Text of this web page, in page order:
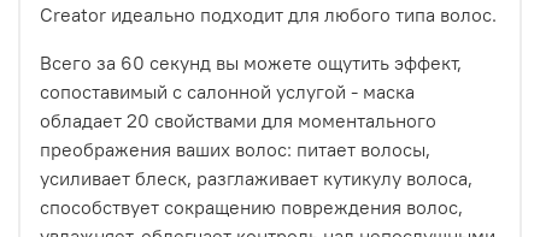
Creator идеально подходит для любого типа волос.
Всего за 60 секунд вы можете ощутить эффект,
сопоставимый с салонной услугой - маска
обладает 20 свойствами для моментального
преображения ваших волос: питает волосы,
усиливает блеск, разглаживает кутикулу волоса,
способствует сокращению повреждения волос,